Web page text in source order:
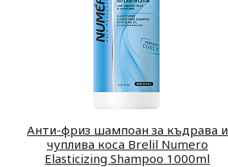
Анти-фриз шампоан за къдрава и
чуплива коса Brelil Numero
Elasticizing Shampoo 1000ml